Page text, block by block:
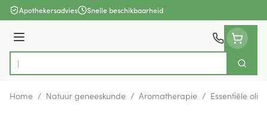
Ga naar de inhoud
Apothekersadvies Snelle beschikbaarheid
Menu
Product, merk, categorie...
Zoek
Home / Natuur geneeskunde / Aromatherapie / Essentiële oliën